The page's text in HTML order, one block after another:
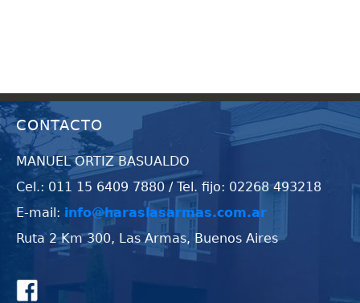
CONTACTO
MANUEL ORTIZ BASUALDO
Cel.: 011 15 6409 7880 / Tel. fijo: 02268 493218
E-mail: info@haraslasarmas.com.ar
Ruta 2 Km 300, Las Armas, Buenos Aires